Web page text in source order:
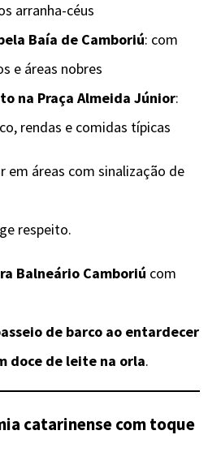
arranha-céus
Baía de Camboriú: com
e áreas nobres
na Praça Almeida Júnior:
rendas e comidas típicas
em áreas com sinalização de
respeito.
Balneário Camboriú com
de barco ao entardecer
doce de leite na orla.
catarinense com toque